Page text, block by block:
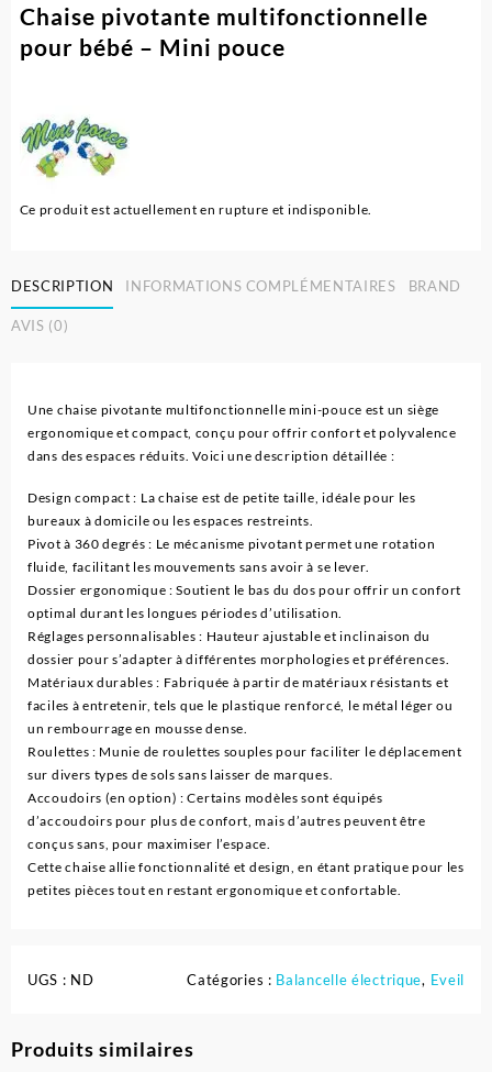
Chaise pivotante multifonctionnelle
pour bébé – Mini pouce
Ce produit est actuellement en rupture et indisponible.
DESCRIPTION INFORMATIONS COMPLÉMENTAIRES BRAND
AVIS (0)
Une chaise pivotante multifonctionnelle mini-pouce est un siège
ergonomique et compact, conçu pour offrir confort et polyvalence
dans des espaces réduits. Voici une description détaillée :
Design compact : La chaise est de petite taille, idéale pour les
bureaux à domicile ou les espaces restreints.
Pivot à 360 degrés : Le mécanisme pivotant permet une rotation
fluide, facilitant les mouvements sans avoir à se lever.
Dossier ergonomique : Soutient le bas du dos pour offrir un confort
optimal durant les longues périodes d’utilisation.
Réglages personnalisables : Hauteur ajustable et inclinaison du
dossier pour s’adapter à différentes morphologies et préférences.
Matériaux durables : Fabriquée à partir de matériaux résistants et
faciles à entretenir, tels que le plastique renforcé, le métal léger ou
un rembourrage en mousse dense.
Roulettes : Munie de roulettes souples pour faciliter le déplacement
sur divers types de sols sans laisser de marques.
Accoudoirs (en option) : Certains modèles sont équipés
d’accoudoirs pour plus de confort, mais d’autres peuvent être
conçus sans, pour maximiser l’espace.
Cette chaise allie fonctionnalité et design, en étant pratique pour les
petites pièces tout en restant ergonomique et confortable.
UGS : ND Catégories : Balancelle électrique, Eveil
Produits similaires